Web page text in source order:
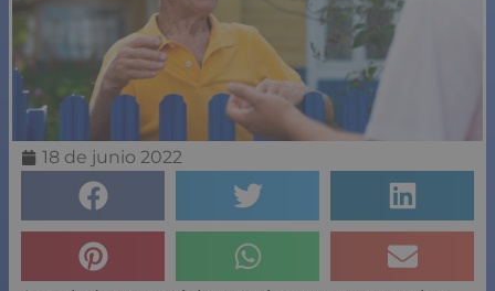
18 de junio 2022